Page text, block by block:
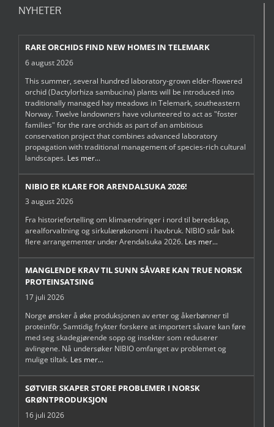
NYHETER
RARE ORCHIDS FIND NEW HOMES IN TELEMARK
6 august 2026
This summer, several hundred laboratory-grown elder-flowered
orchid (Dactylorhiza sambucina) plants will be introduced into
traditionally managed hay meadows in Telemark, southeastern
Norway. Twelve landowners have volunteered to act as "foster
families" for the rare orchids as part of an ambitious
conservation project that combines advanced laboratory
propagation with traditional management of species-rich cultural
landscapes. Les mer...
NIBIO ER KLARE FOR ARENDALSUKA 2026!
3 august 2026
Fra historiefortelling om klimaendringer i nord til beredskap,
arealforvaltning og sirkulærøkonomi i havbruk. NIBIO står bak
flere arrangementer under Arendalsuka 2026. Les mer...
MANGLENDE KRAV TIL SUNN SÅVARE KAN TRUE NORSK
PROTEINSATSING
17 juli 2026
Norge ønsker å øke produksjonen av erter og åkerbønner til
proteinfôr. Samtidig frykter forskere at importert såvare kan føre
med seg skadegjørende sopp og insekter som reduserer
avlingene. Nå undersøker NIBIO omfanget av problemet og
mulige tiltak. Les mer...
SØTVIER SKAPER STORE PROBLEMER I NORSK
GRØNTPRODUKSJON
16 juli 2026